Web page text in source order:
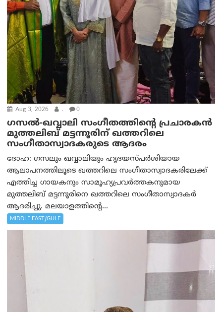
Aug 3, 2026 . 0
ഗസല്‍-ഖവ്വാലി സംഗീതത്തിന്റെ പ്രചാരകന്‍
മുത്തലിബ് മട്ടന്നൂരിന് ഖത്തറിലെ
സംഗീതാസ്വാദകരുടെ ആദരം
ദോഹ: ഗസലും ഖവ്വാലിയും ഹൃദയസ്പര്‍ശിയായ
ആലാപനത്തിലൂടെ ഖത്തറിലെ സംഗീതാസ്വാദകരിലേക്ക്
എത്തിച്ച ഗായകനും സാമൂഹ്യപ്രവര്‍ത്തകനുമായ
മുത്തലിബ് മട്ടന്നൂരിനെ ഖത്തറിലെ സംഗീതാസ്വാദകര്‍
ആദരിച്ചു. മലയാളത്തിന്റെ...
MIDDLE EAST/GULF